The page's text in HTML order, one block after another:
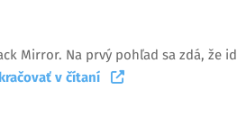
Mirror. Na prvý pohľad sa zdá, že
v čítaní